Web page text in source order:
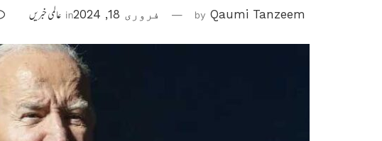
by Qaumi Tanzeem فروری 18, 2024 in عالمی خبریں